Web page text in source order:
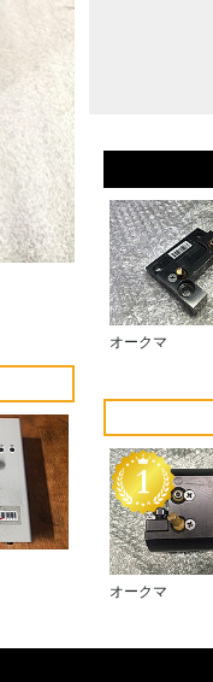
オークマ
オークマ